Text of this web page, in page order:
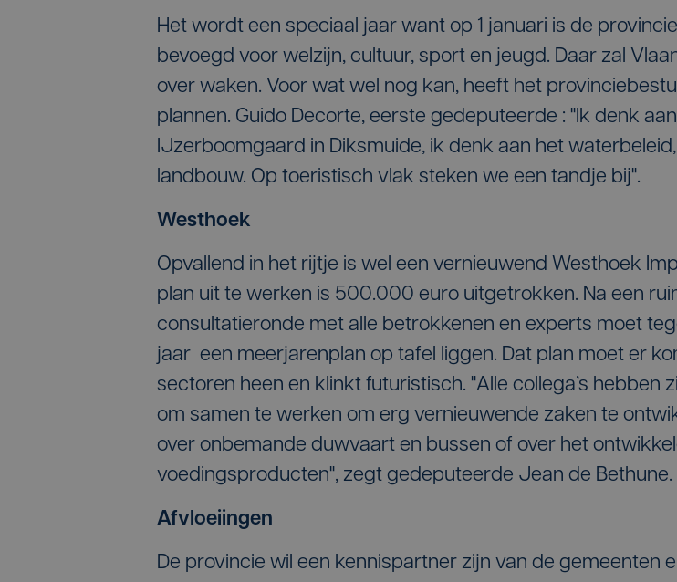
Het wordt een speciaal jaar want op 1 januari is de
bevoegd voor welzijn, cultuur, sport en jeugd. Daar zal
over waken. Voor wat wel nog kan, heeft het
plannen. Guido Decorte, eerste gedeputeerde : "Ik denk
IJzerboomgaard in Diksmuide, ik denk aan het
landbouw. Op toeristisch vlak steken we een tandje bij".
Westhoek
Opvallend in het rijtje is wel een vernieuwend Westhoek
plan uit te werken is 500.000 euro uitgetrokken. Na een
consultatieronde met alle betrokkenen en experts moet
jaar een meerjarenplan op tafel liggen. Dat plan moet er
sectoren heen en klinkt futuristisch. "Alle collega’s hebben
om samen te werken om erg vernieuwende zaken te
over onbemande duwvaart en bussen of over het
voedingsproducten", zegt gedeputeerde Jean de Bethune.
Afvloeiingen
De provincie wil een kennispartner zijn van de gemeenten